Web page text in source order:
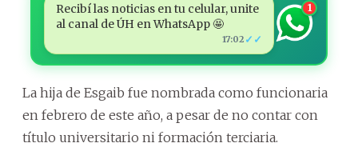
Recibí las noticias en tu celular, unite
al canal de ÚH en WhatsApp 🤩
17:02 ✓✓
1
La hija de Esgaib fue nombrada como funcionaria
en febrero de este año, a pesar de no contar con
título universitario ni formación terciaria.